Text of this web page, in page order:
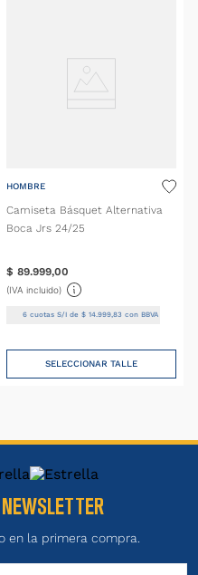
HOMBRE
Camiseta Básquet Alternativa
Boca Jrs 24/25
$ 89.999,00
(IVA incluido)
6cuotas S/I de $ 14.999,83con BBVA
SELECCIONAR TALLE
NEWSLETTER
en la primera compra.